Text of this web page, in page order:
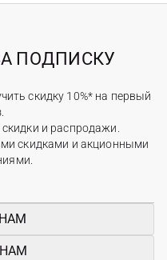
ПОДПИСКУ
скидку 10%* на первый
и распродажи.
скидками и акционными